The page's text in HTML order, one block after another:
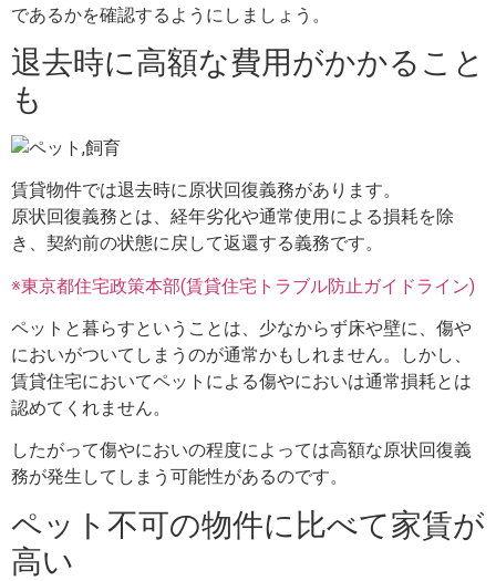
であるかを確認するようにしましょう。
退去時に高額な費用がかかること
も
賃貸物件では退去時に原状回復義務があります。
原状回復義務とは、経年劣化や通常使用による損耗を除
き、契約前の状態に戻して返還する義務です。
※東京都住宅政策本部(賃貸住宅トラブル防止ガイドライン)
ペットと暮らすということは、少なからず床や壁に、傷や
においがついてしまうのが通常かもしれません。しかし、
賃貸住宅においてペットによる傷やにおいは通常損耗とは
認めてくれません。
したがって傷やにおいの程度によっては高額な原状回復義
務が発生してしまう可能性があるのです。
ペット不可の物件に比べて家賃が
高い